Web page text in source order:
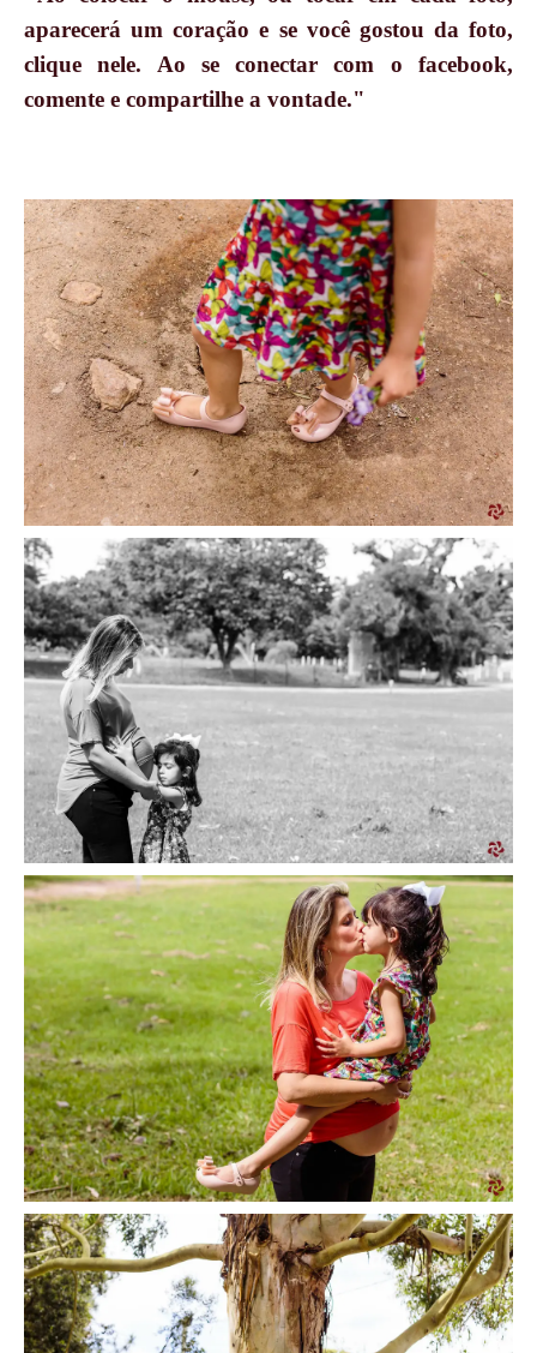
aparecerá um coração e se você gostou da foto,
clique nele. Ao se conectar com o facebook,
comente e compartilhe a vontade."